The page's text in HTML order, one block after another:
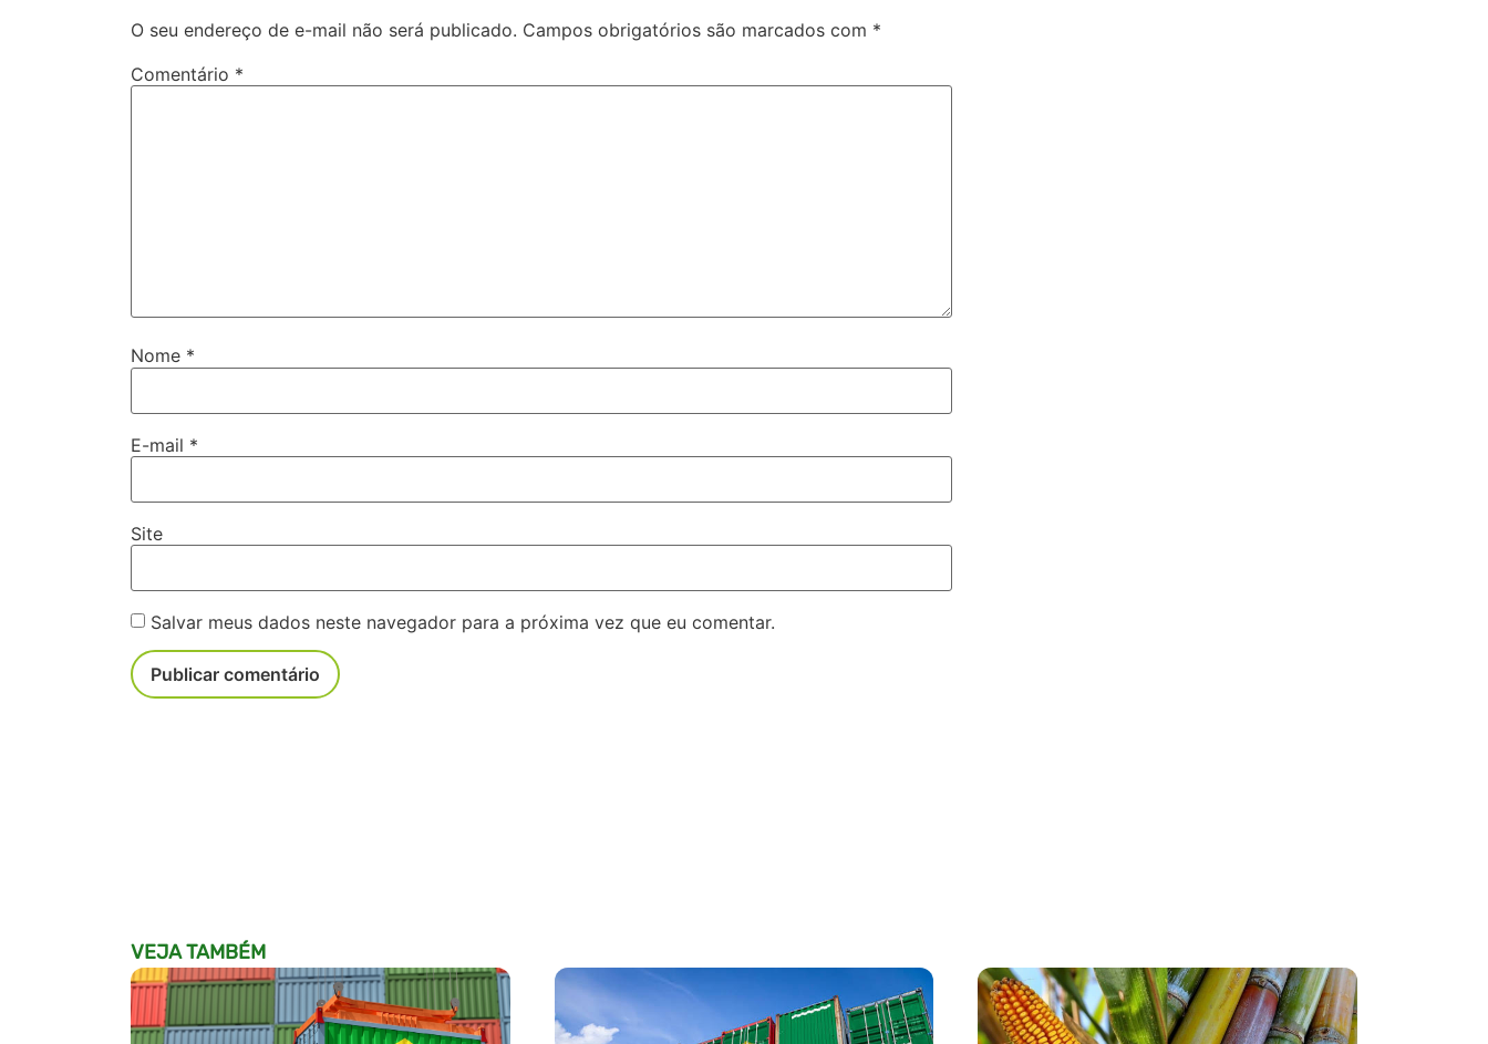
O seu endereço de e-mail não será publicado. Campos obrigatórios são marcados com *
Comentário *
Nome *
E-mail *
Site
Salvar meus dados neste navegador para a próxima vez que eu comentar.
VEJA TAMBÉM